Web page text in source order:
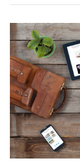
¿Quién
hay
detrás
de
La
Casa
De
La
Novia?